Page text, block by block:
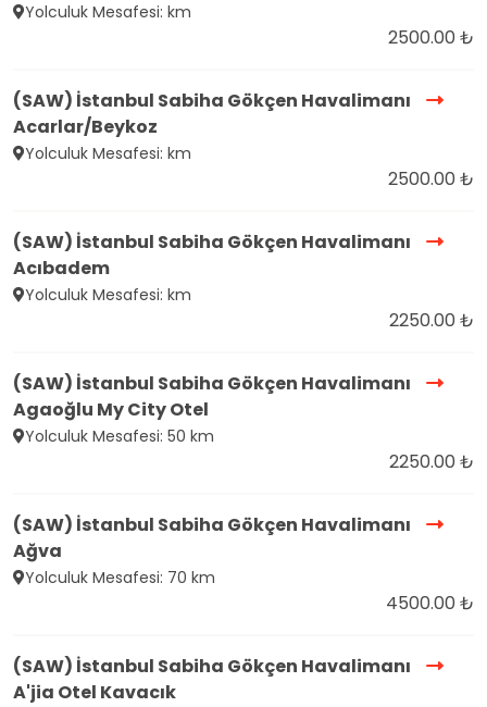
Yolculuk Mesafesi: km
2500.00 ₺
(SAW) İstanbul Sabiha Gökçen Havalimanı
Acarlar/Beykoz
Yolculuk Mesafesi: km
2500.00 ₺
(SAW) İstanbul Sabiha Gökçen Havalimanı
Acıbadem
Yolculuk Mesafesi: km
2250.00 ₺
(SAW) İstanbul Sabiha Gökçen Havalimanı
Agaoğlu My City Otel
Yolculuk Mesafesi: 50 km
2250.00 ₺
(SAW) İstanbul Sabiha Gökçen Havalimanı
Ağva
Yolculuk Mesafesi: 70 km
4500.00 ₺
(SAW) İstanbul Sabiha Gökçen Havalimanı
A'jia Otel Kavacık